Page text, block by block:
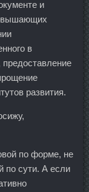
и
в
предоставление
развития.
по форме, не
по сути. А если